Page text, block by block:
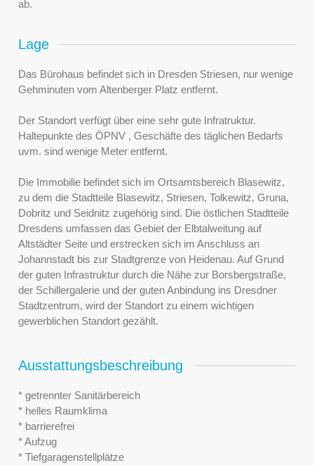
ab.
Lage
Das Bürohaus befindet sich in Dresden Striesen, nur wenige
Gehminuten vom Altenberger Platz entfernt.
Der Standort verfügt über eine sehr gute Infratruktur.
Haltepunkte des ÖPNV , Geschäfte des täglichen Bedarfs
uvm. sind wenige Meter entfernt.
Die Immobilie befindet sich im Ortsamtsbereich Blasewitz,
zu dem die Stadtteile Blasewitz, Striesen, Tolkewitz, Gruna,
Dobritz und Seidnitz zugehörig sind. Die östlichen Stadtteile
Dresdens umfassen das Gebiet der Elbtalweitung auf
Altstädter Seite und erstrecken sich im Anschluss an
Johannstadt bis zur Stadtgrenze von Heidenau. Auf Grund
der guten Infrastruktur durch die Nähe zur Borsbergstraße,
der Schillergalerie und der guten Anbindung ins Dresdner
Stadtzentrum, wird der Standort zu einem wichtigen
gewerblichen Standort gezählt.
Ausstattungsbeschreibung
* getrennter Sanitärbereich
* helles Raumklima
* barrierefrei
* Aufzug
* Tiefgaragenstellplätze